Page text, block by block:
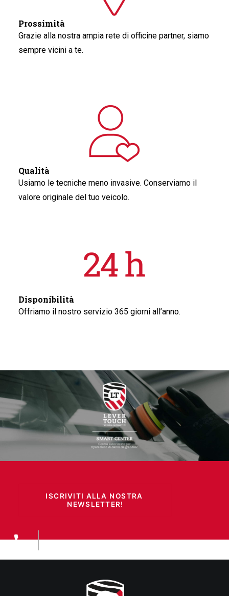
Prossimità
Grazie alla nostra ampia rete di officine partner, siamo
sempre vicini a te.
Qualità
Usiamo le tecniche meno invasive. Conserviamo il
valore originale del tuo veicolo.
Disponibilità
Offriamo il nostro servizio 365 giorni all’anno.
ISCRIVITI ALLA NOSTRA
NEWSLETTER!